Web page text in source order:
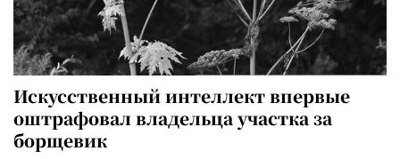
Искусственный интеллект впервые
оштрафовал владельца участка за
борщевик